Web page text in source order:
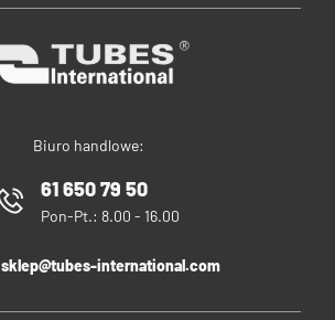
Biuro handlowe:
61 650 79 50
Pon-Pt.: 8.00 - 16.00
sklep@tubes-international.com